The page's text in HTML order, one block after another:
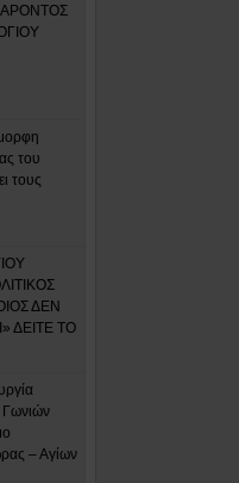
του
τους
ΔΕΝ
ΔΕΙΤΕ ΤΟ
Γωνιών
– Αγίων